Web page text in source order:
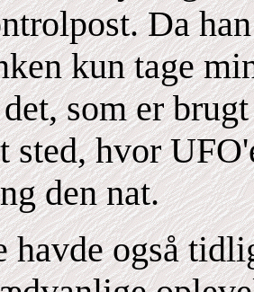
Da
kun tage
som er
sted, hvor
den nat.
havde også